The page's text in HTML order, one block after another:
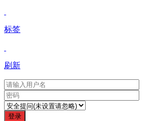
标签
刷新
登录